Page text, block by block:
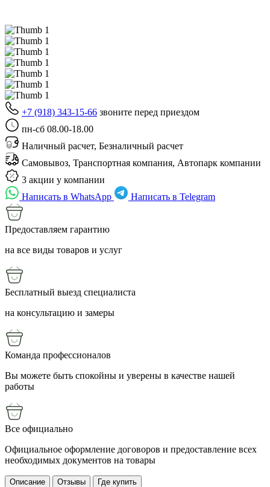
+7 (918) 343-15-66 звоните перед приездом
пн-сб 08.00-18.00
Наличный расчет, Безналичный расчет
Самовывоз, Транспортная компания, Автопарк компании
3 акции у компании
Написать в WhatsApp
Написать в Telegram
Предоставляем гарантию
на все виды товаров и услуг
Бесплатный выезд специалиста
на консультацию и замеры
Команда профессионалов
Вы можете быть спокойны и уверены в качестве нашей
работы
Все официально
Официальное оформление договоров и предоставление всех
необходимых документов на товары
Описание Отзывы Где купить